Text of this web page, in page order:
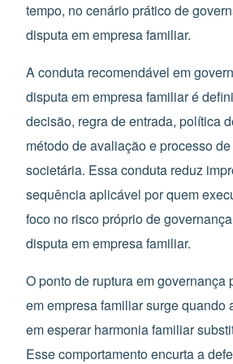
tempo, no cenário prático de
disputa em empresa familiar.
A conduta recomendável em
disputa em empresa familiar é
decisão, regra de entrada, política
método de avaliação e processo
societária. Essa conduta reduz
sequência aplicável por quem
foco no risco próprio de
disputa em empresa familiar.
O ponto de ruptura em governança
em empresa familiar surge quando
em esperar harmonia familiar
Esse comportamento encurta a